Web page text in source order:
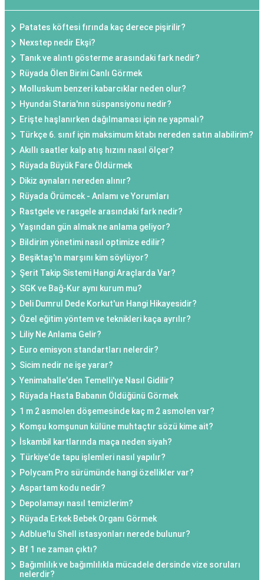
Patates köftesi fırında kaç derece pişirilir?
Nexstep nedir Ekşi?
Tanık ve alıntı gösterme arasındaki fark nedir?
Rüyada Ölen Birini Canlı Görmek
Molluskum benzeri kabarcıklar neden olur?
Hyundai Staria'nın süspansiyonu nedir?
Erişte haşlanırken dağılmaması için ne yapmalı?
Türkçe 6. sınıf için maksimum kitabı nereden satın alabilirim?
Akıllı saatler kalp atış hızını nasıl ölçer?
Rüyada Büyük Fare Öldürmek
Dikiz aynaları nereden alınır?
Rüyada Örümcek - Anlamı ve Yorumları
Rastgele ve rasgele arasındaki fark nedir?
Yaşından gün almak ne anlama geliyor?
Bildirim yönetimi nasıl optimize edilir?
Beşiktaş'ın marşını kim söylüyor?
Şerit Takip Sistemi Hangi Araçlarda Var?
SGK ve Bağ-Kur aynı kurum mu?
Deli Dumrul Dede Korkut'un Hangi Hikayesidir?
Özel eğitim yöntem ve teknikleri kaça ayrılır?
Liliy Ne Anlama Gelir?
Euro emisyon standartları nelerdir?
Sicim nedir ne işe yarar?
Yenimahalle'den Temelli'ye Nasıl Gidilir?
Rüyada Hasta Babanın Öldüğünü Görmek
1 m 2 asmolen döşemesinde kaç m 2 asmolen var?
Komşu komşunun külüne muhtaçtır sözü kime ait?
İskambil kartlarında maça neden siyah?
Türkiye'de tapu işlemleri nasıl yapılır?
Polycam Pro sürümünde hangi özellikler var?
Aspartam kodu nedir?
Depolamayı nasıl temizlerim?
Rüyada Erkek Bebek Organı Görmek
Adblue'lu Shell istasyonları nerede bulunur?
Bf 1 ne zaman çıktı?
Bağımlılık ve bağımlılıkla mücadele dersinde vize soruları
nelerdir?